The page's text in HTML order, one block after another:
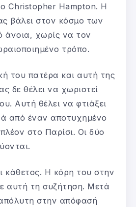
ο Christopher Hampton. Η
βάλει στον κόσμο των
χωρίς να τον
τρόπο.
του πατέρα και αυτή της
δε θέλει να χωριστεί
Αυτή θέλει να φτιάξει
από έναν αποτυχημένο
στο Παρίσι. Οι δύο
κάθετος. Η κόρη του στην
αυτή τη συζήτηση. Μετά
στην απόφασή